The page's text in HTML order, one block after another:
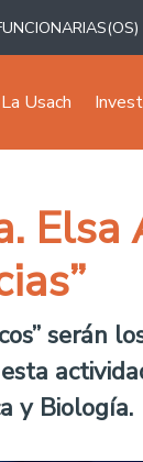
La Usach
serán
y Biología.